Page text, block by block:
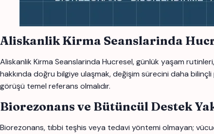
Aliskanlik Kirma Seanslarinda
Aliskanlik Kirma Seanslarinda Hucresel, günlük yaşam
hakkında doğru bilgiye ulaşmak, değişim sürecini daha bilinçli
görüşü temel referans olmalıdır.
Biorezonans ve Bütüncül Destek
Biorezonans, tıbbi teşhis veya tedavi yöntemi olmayan;